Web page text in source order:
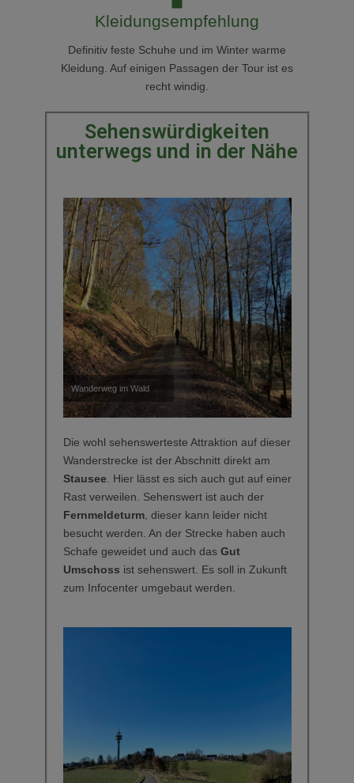
Kleidungsempfehlung
Definitiv feste Schuhe und im Winter warme
Kleidung. Auf einigen Passagen der Tour ist es
recht windig.
Sehenswürdigkeiten
unterwegs und in der Nähe
Wanderweg im Wald
Die wohl sehenswerteste Attraktion auf dieser
Wanderstrecke ist der Abschnitt direkt am
Stausee. Hier lässt es sich auch gut auf einer
Rast verweilen. Sehenswert ist auch der
Fernmeldeturm, dieser kann leider nicht
besucht werden. An der Strecke haben auch
Schafe geweidet und auch das Gut
Umschoss ist sehenswert. Es soll in Zukunft
zum Infocenter umgebaut werden.